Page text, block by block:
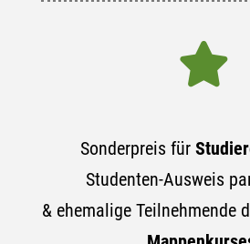
Sonderpreis für
Studenten-Ausweis
& ehemalige Teilnehmende